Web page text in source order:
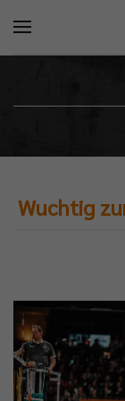
Wuchtig